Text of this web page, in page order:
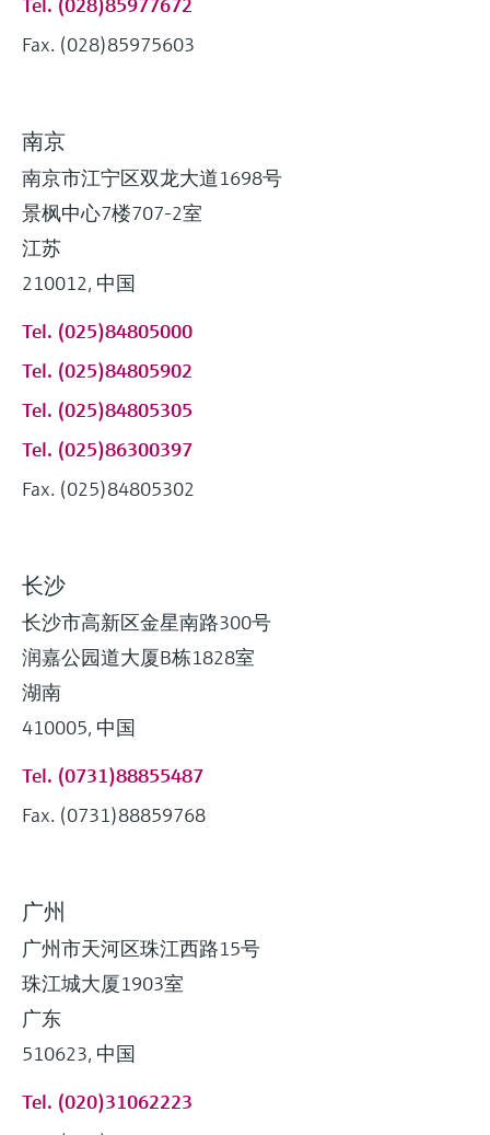
Fax. (028)85975603
南京
南京市江宁区双龙大道1698号
景枫中心7楼707-2室
江苏
210012, 中国
Tel. (025)84805000
Tel. (025)84805902
Tel. (025)84805305
Tel. (025)86300397
Fax. (025)84805302
长沙
长沙市高新区金星南路300号
润嘉公园道大厦B栋1828室
湖南
410005, 中国
Tel. (0731)88855487
Fax. (0731)88859768
广州
广州市天河区珠江西路15号
珠江城大厦1903室
广东
510623, 中国
Tel. (020)31062223